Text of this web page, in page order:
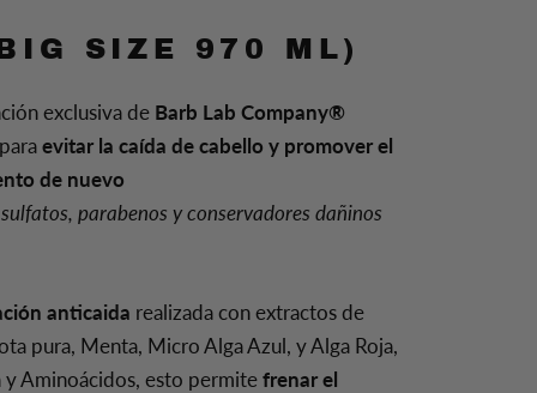
SIZE 970 ML)
exclusiva de Barb Lab Company®
evitar la caída de cabello y promover el
de nuevo
parabenos y conservadores dañinos
anticaida realizada con extractos de
pura, Menta, Micro Alga Azul, y Alga Roja,
y Aminoácidos, esto permitefrenar el